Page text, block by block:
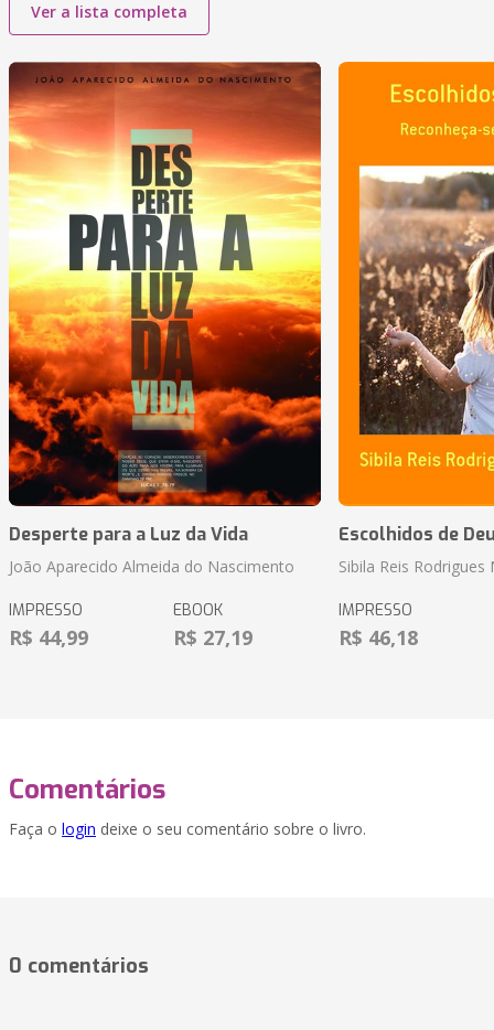
Ver a lista completa
Desperte para a Luz da Vida
João Aparecido Almeida do Nascimento
IMPRESSO
R$ 44,99
EBOOK
R$ 27,19
Escolhidos de
Sibila Reis
IMPRESSO
R$ 46,18
Comentários
Faça o login deixe o seu comentário sobre o livro.
0 comentários